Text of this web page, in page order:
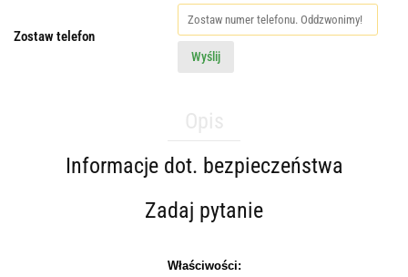
Zostaw telefon
Wyślij
Informacje dot. bezpieczeństwa
Zadaj pytanie
Właściwości: